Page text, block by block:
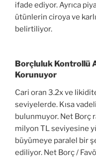
ifade ediyor. Ayrıca
ütünlerin ciroya ve
belirtiliyor.
Borçluluk Kontrollü
Korunuyor
Cari oran 3.2x ve
seviyelerde. Kısa
bulunmuyor. Net Borç
milyon TL seviyesine
büyümeye paralel bir
ediliyor. Net Borç /